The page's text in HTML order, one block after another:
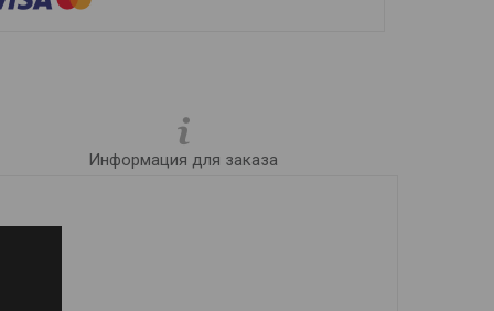
Информация для заказа